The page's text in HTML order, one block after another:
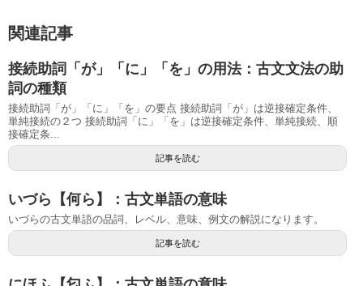
関連記事
接続助詞「が」「に」「を」の用法：古文文法の助
詞の種類
接続助詞「が」「に」「を」の要点 接続助詞「が」は逆接確定条件、
単純接続の２つ 接続助詞「に」「を」は逆接確定条件、単純接続、順
接確定条...
記事を読む
いづら【何ら】：古文単語の意味
いづらの古文単語の品詞、レベル、意味、例文の解説になります。
記事を読む